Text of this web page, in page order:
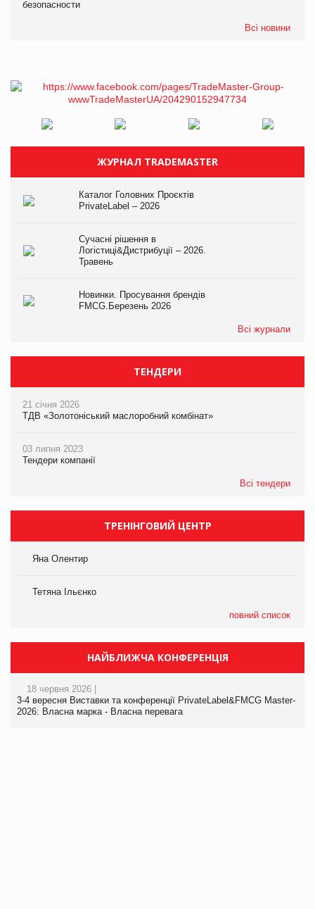
безопасности
Всі новини
ЖУРНАЛ TRADEMASTER
Каталог Головних Проєктів
PrivateLabel – 2026
Сучасні рішення в
Логістиці&Дистрибуції – 2026.
Травень
Новинки. Просування брендів
FMCG.Березень 2026
Всі журнали
ТЕНДЕРИ
21 січня 2026
ТДВ «Золотоніський маслоробний комбінат»
03 липня 2023
Тендери компанії
Всі тендери
ТРЕНІНГОВИЙ ЦЕНТР
Яна Олентир
Тетяна Ільєнко
повний список
НАЙБЛИЖЧА КОНФЕРЕНЦІЯ
18 червня 2026 |
3-4 вересня Виставки та конференції PrivateLabel&FMCG Master-
2026: Власна марка - Власна перевага